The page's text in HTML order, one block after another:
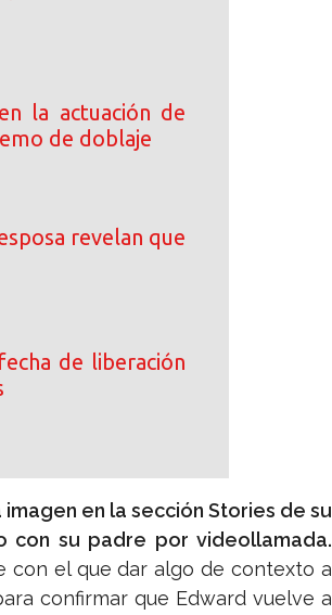
la actuación de
de doblaje
revelan que
de liberación
en la sección Stories de su
con su padre por videollamada.
con el que dar algo de contexto a
confirmar que Edward vuelve a